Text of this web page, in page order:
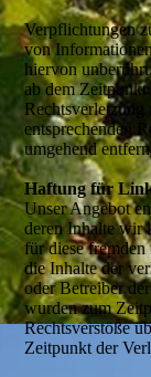
Verpflichtungen
von
hiervon
ab dem
entsprechenden
umgehend
Haftung für
Unser Angebot
deren Inhalte wir
für diese
die Inhalte der
oder Betreiber
wurden zum
Rechtsverstöße
Zeitpunkt der